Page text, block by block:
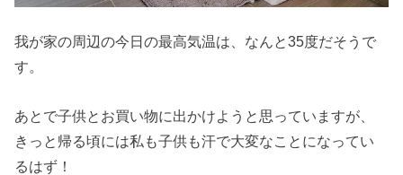
我が家の周辺の今日の最高気温は、なんと35度だそうで
す。
あとで子供とお買い物に出かけようと思っていますが、
きっと帰る頃には私も子供も汗で大変なことになってい
るはず！